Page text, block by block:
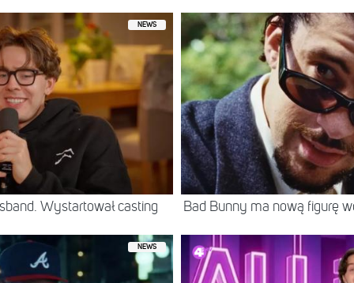
NEWS
Wystartował casting Bad Bunny ma nową figurę
NEWS